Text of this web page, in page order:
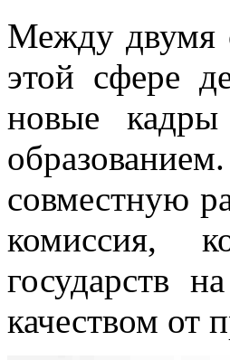
Между двумя
этой сфере
новые кадры
совместную
комиссия,
государств
качеством от